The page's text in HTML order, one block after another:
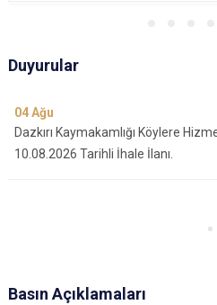
Duyurular
04Ağu
Dazkırı Kaymakamlığı Köylere
10.08.2026 Tarihli İhale İlanı.
Basın Açıklamaları